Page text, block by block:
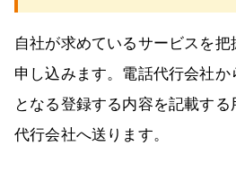
自社が求めているサービスを
申し込みます。電話代行会社
となる登録する内容を記載す
代行会社へ送ります。